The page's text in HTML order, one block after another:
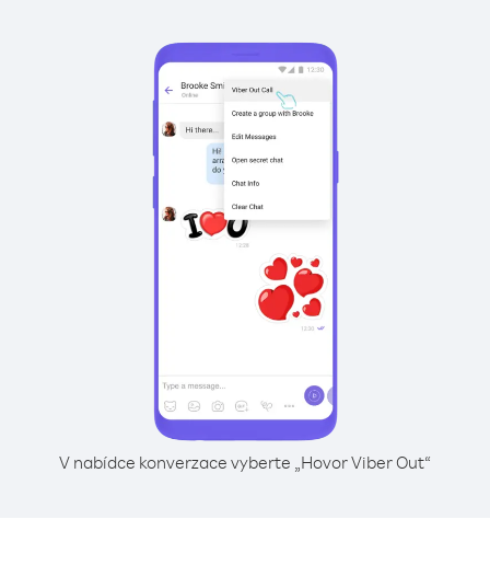
V nabídce konverzace vyberte „Hovor Viber Out“